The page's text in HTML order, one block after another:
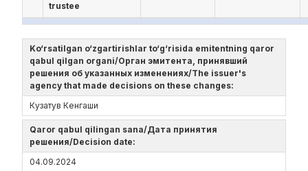
trustee
Ko‘rsatilgan o‘zgartirishlar to‘g‘risida emitentning qaror
qabul qilgan organi/Орган эмитента, принявший
решения об указанных изменениях/The issuer's
agency that made decisions on these changes:
Кузатув Кенгаши
Qaror qabul qilingan sana/Дата принятия
решения/Decision date:
04.09.2024